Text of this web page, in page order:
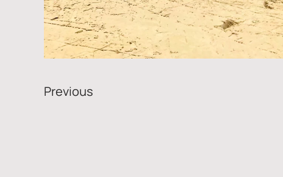
Previous